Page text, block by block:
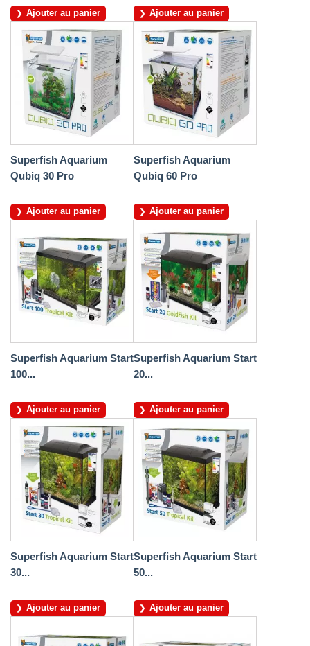
Ajouter au panier Ajouter au panier
Superfish Aquarium
Qubiq 30 Pro
Ajouter au panier
Superfish Aquarium
Qubiq 60 Pro
Ajouter au panier
Superfish Aquarium Start
100...
Ajouter au panier
Superfish Aquarium Start
20...
Ajouter au panier
Superfish Aquarium Start
30...
Ajouter au panier
Superfish Aquarium Start
50...
Ajouter au panier